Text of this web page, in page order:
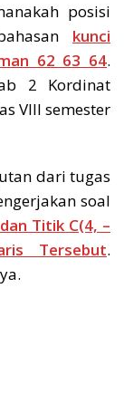
posisi
kunci
62 63 64.
2 Kordinat
VIII semester
dari tugas
soal
Titik C(4, –
Tersebut.